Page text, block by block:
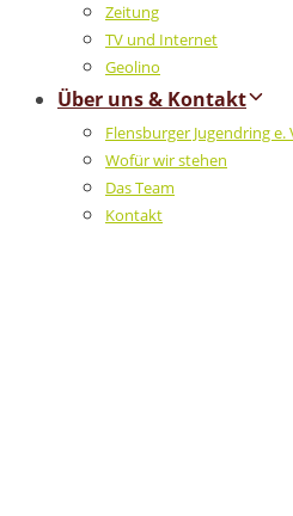
Zeitung
TV und Internet
Geolino
Über uns & Kontakt
Flensburger Jugendring e.
Wofür wir stehen
Das Team
Kontakt